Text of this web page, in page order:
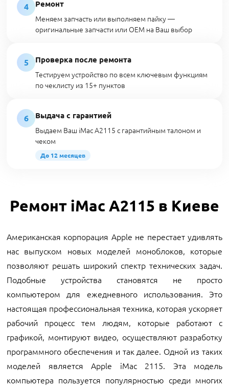
4
Ремонт
Меняем запчасть или выполняем пайку —
оригинальные запчасти или OEM на Ваш выбор
5
Проверка после ремонта
Тестируем устройство по всем ключевым функциям
по чеклисту из 15+ пунктов
6
Выдача с гарантией
Выдаем Ваш iMac A2115 с гарантийным талоном и
чеком
До 12 месяцев
Ремонт iMac A2115 в Киеве
Американская корпорация Apple не перестает удивлять
нас выпуском новых моделей моноблоков, которые
позволяют решать широкий спектр технических задач.
Подобные устройства становятся не просто
компьютером для ежедневного использования. Это
настоящая профессиональная техника, которая ускоряет
рабочий процесс тем людям, которые работают с
графикой, монтируют видео, осуществляют разработку
программного обеспечения и так далее. Одной из таких
моделей является Apple iMac 2115. Эта модель
компьютера пользуется популярностью среди многих